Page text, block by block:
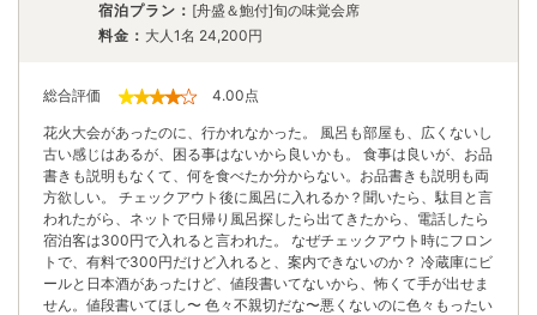
宿泊プラン： [舟盛＆鮑付]旬の味覚会席
料金： 大人1名 24,200円
総合評価 4.00点
花火大会があったのに、行かれなかった。 風呂も部屋も、広くないし
古い感じはあるが、困る事はないから良いかも。 食事は良いが、お品
書きも説明もなくて、何を食べたか分からない。お品書きも説明も両
方欲しい。 チェックアウト後に風呂に入れるか？聞いたら、駄目と言
われたがら、ネットで日帰り風呂探したら出てきたから、電話したら
宿泊客は300円で入れると言われた。 なぜチェックアウト時にフロン
トで、有料で300円だけど入れると、案内できないのか？ 冷蔵庫にビ
ールと日本酒があったけど、値段書いてないから、怖くて手が出せま
せん。値段書いてほし〜 色々不親切だな〜悪くないのに色々もったい